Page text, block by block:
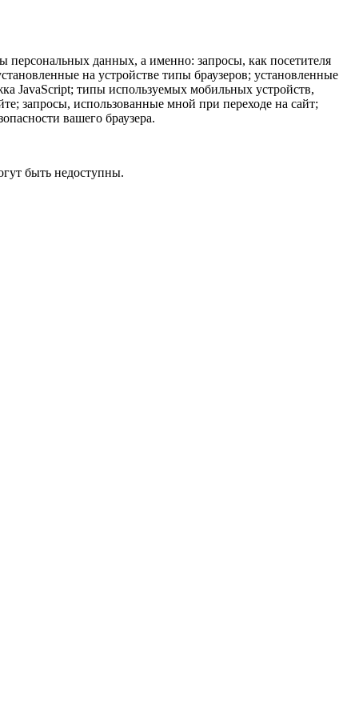
персональных данных, а именно: запросы, как посетителя
на устройстве типы браузеров; установленные
JavaScript; типы используемых мобильных устройств,
запросы, использованные мной при переходе на сайт;
вашего браузера.
быть недоступны.